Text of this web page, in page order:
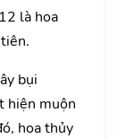
là hoa
bụi
hiện muộn
hoa thủy